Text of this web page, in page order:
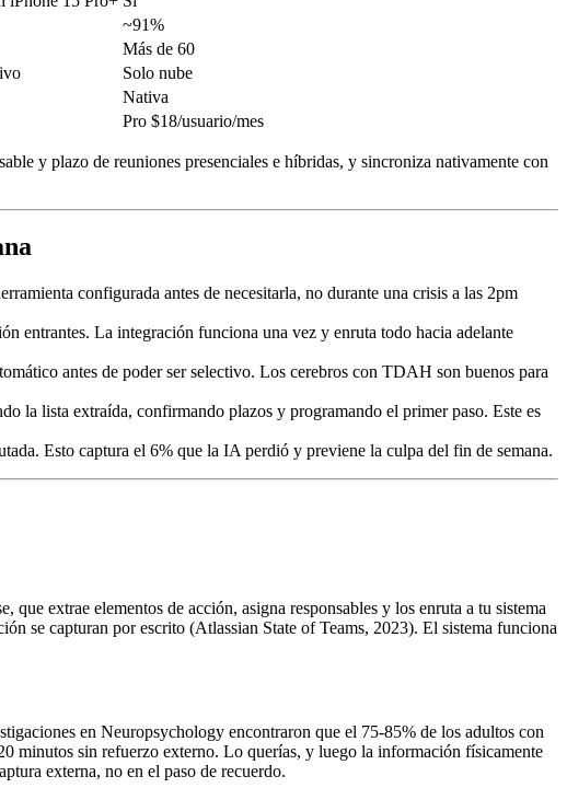
~91%
Más de 60
Solo nube
Nativa
Pro $18/usuario/mes
y plazo de reuniones presenciales e híbridas, y sincroniza nativamente con
configurada antes de necesitarla, no durante una crisis a las 2pm
entrantes. La integración funciona una vez y enruta todo hacia adelante
antes de poder ser selectivo. Los cerebros con TDAH son buenos para
la lista extraída, confirmando plazos y programando el primer paso. Este es
Esto captura el 6% que la IA perdió y previene la culpa del fin de semana.
extrae elementos de acción, asigna responsables y los enruta a tu sistema
se capturan por escrito (Atlassian State of Teams, 2023). El sistema funciona
en Neuropsychology encontraron que el 75-85% de los adultos con
minutos sin refuerzo externo. Lo querías, y luego la información físicamente
externa, no en el paso de recuerdo.